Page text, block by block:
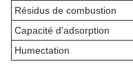
Résidus de combustion
Capacité d'adsorption
Humectation